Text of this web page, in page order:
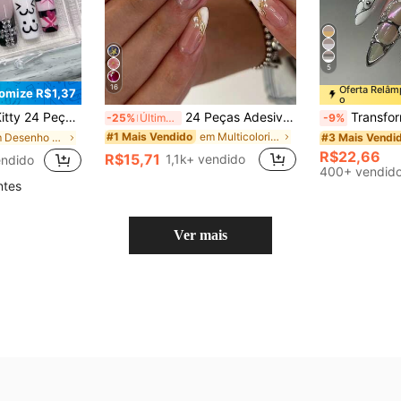
R$1,37
de Gel 3D e Decoração com Strass, Conjunto de Unhas Acrílicas Falsas com Ajuste Perfeito, Adequado para Festa de Meninas
em Desenho animado Pressione as unhas postiças
16
-25% Últimos 3 dias 24 Peças Adesivos de Unha Curtos e Pontudos, Conjunto de Adesivos de Unha Flor Branca Francesa com Linha Dourada e Pérola (Inclui 1 Peça de Gel de Gelatina e 1 Lixa de Unha), Adequado para Unhas Diárias, de Encontro e de Festa de Mulheres
#1 Mais Vendido em Multicolorido Pressione as unhas postiças
R$15,71 1,1k+ vendido
5
Oferta
o
-9% Transforme suas unhas com 24 peças de unhas postiças personalizadas estilo Street Hottie Y2K para
#3 Mais
R$22,66
400+
Ver mais